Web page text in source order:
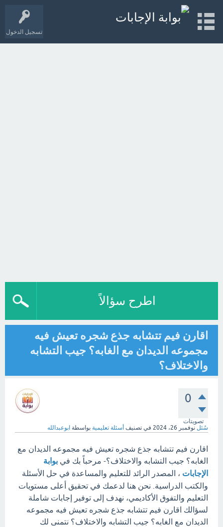
تسجيل الدخول
اطرح سؤالاً
اقارن فيم تتشابه جذع شجره تعيش فيه
مجموعه الديدان مع الغابه؟ جيب التشابه
والاختلاف؟
0
تصويتات
سُئل نوفمبر 26، 2024 في تصنيف أسئلة تعليمية بواسطة ابوعبدالله
اقارن فيم تتشابه جذع شجره تعيش فيه مجموعه الديدان مع
الغابه؟ جيب التشابه والاختلاف؟- مرحباً بك في بوابة
الإجابات ، المصدر الرائد للتعليم والمساعدة في حل الأسئلة
والكتب الدراسية. نحن هنا لدعمك في تحقيق أعلى مستويات
التعليم والتفوق الأكاديمي، نهدف إلى توفير إجابات شاملة
لسؤالك اقارن فيم تتشابه جذع شجره تعيش فيه مجموعه
الديدان مع الغابه؟ جيب التشابه والاختلاف؟ نتمنى لك